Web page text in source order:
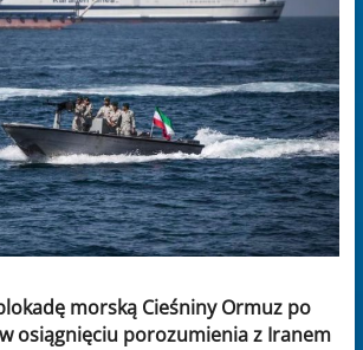
morską Cieśniny Ormuz po
osiągnięciu porozumienia z Iranem